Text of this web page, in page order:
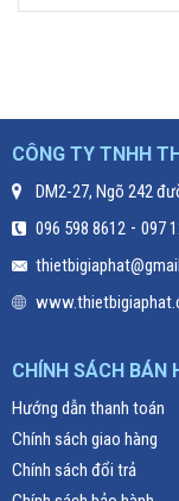
CÔNG TY TNHH
DM2-27, Ngõ 242
096 598 8612 - 097
CHÍNH SÁCH BÁN
Hướng dẫn thanh toán
Chính sách giao hàng
Chính sách đổi trả